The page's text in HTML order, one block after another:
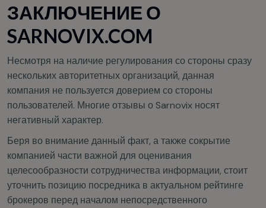
ЗАКЛЮЧЕНИЕ О
SARNOVIX.COM
Несмотря на наличие регулирования со стороны сразу
нескольких авторитетных организаций, данная
компания не пользуется доверием со стороны
пользователей. Многие отзывы о Sarnovix носят
негативный характер.
Беря во внимание данный факт, а также сокрытие
компанией части важной для оценивания
целесообразности сотрудничества информации, стоит
уточнить позицию посредника в актуальном рейтинге
брокеров перед началом непосредственного